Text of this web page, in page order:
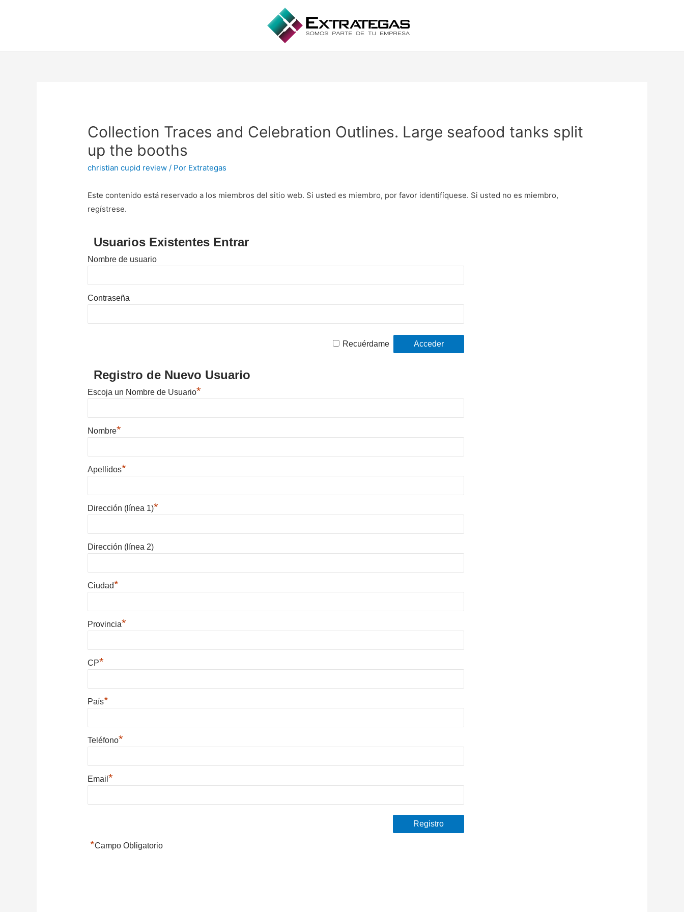
Collection Traces and Celebration Outlines. Large seafood tanks split
up the booths
christian cupid review / Por Extrategas
Este contenido está reservado a los miembros del sitio web. Si usted es miembro, por favor identifíquese. Si usted no es miembro,
regístrese.
Usuarios Existentes Entrar
Nombre de usuario
Contraseña
Recuérdame
Registro de Nuevo Usuario
Escoja un Nombre de Usuario*
Nombre*
Apellidos*
Dirección (línea 1)*
Dirección (línea 2)
Ciudad*
Provincia*
CP*
País*
Teléfono*
Email*
*Campo Obligatorio